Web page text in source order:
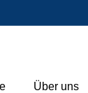
Über uns